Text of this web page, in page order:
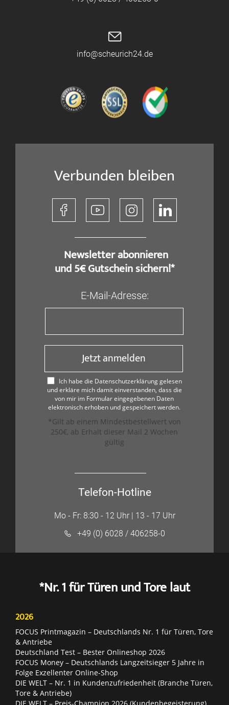
info@scheurich24.de
Verbunden bleiben
​ Newsletter abonnieren
und 5€ Gutschein sichern!*
E-Mail-Adresse:
Jetzt anmelden
Ich habe die Datenschutzerklärung gelesen
und erkläre mich damit einverstanden, dass die
von mir im Formular eingegebenen Daten
elektronisch erhoben und gespeichert werden.
*Gilt ab einem Mindestbestellwert von
250€, ab Erhalt dieser Mail 2 Wochen
gültig
Telefon-Hotline
Mo - Fr: 8:30 - 12 Uhr | 13 - 17 Uhr
+49 (0) 6028 / 406258-0
*Nr. 1 für Türen und Tore laut
2026
FOCUS Printmagazin – Deutschlands Nr. 1 für Türen, Tore
& Antriebe
Deutschland Test – Bester Onlineshop 2026
FOCUS Money – Deutschlands Langzeitsieger 5 Jahre in
Folge Exzellenter Online-Shop
DIE WELT – Nr. 1 in Kundenzufriedenheit (Branche Türen,
Tore & Antriebe)